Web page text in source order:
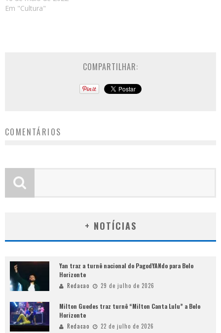
Em "Cultura"
COMPARTILHAR:
COMENTÁRIOS
+ NOTÍCIAS
Yan traz a turnê nacional do PagodYANdo para Belo
Horizonte
Redacao 29 de julho de 2026
Milton Guedes traz turnê “Milton Canta Lulu” a Belo
Horizonte
Redacao 22 de julho de 2026